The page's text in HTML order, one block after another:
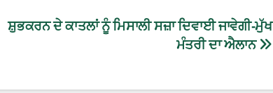
ਸ਼ੁਭਕਰਨ ਦੇ ਕਾਤਲਾਂ ਨੂੰ ਮਿਸਾਲੀ ਸਜ਼ਾ ਦਿਵਾਈ ਜਾਵੇਗੀ-ਮੁੱਖ
ਮੰਤਰੀ ਦਾ ਐਲਾਨ